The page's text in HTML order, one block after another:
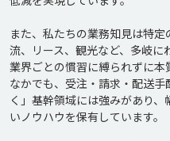
また、私たちの業務知見は特
流、リース、観光など、多岐に
業界ごとの慣習に縛られずに本
なかでも、受注・請求・配送
く」基幹領域には強みがあり
いノウハウを保有しています。